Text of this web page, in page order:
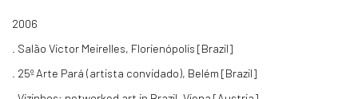
2006
. Salão Victor Meirelles, Florienópolis [Brazil]
. 25º Arte Pará (artista convidado), Belém [Brazil]